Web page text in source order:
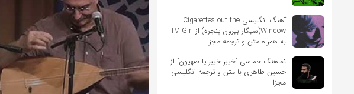
آهنگ انگلیسی Cigarettes out the
Window(سیگار بیرون پنجره) از TV Girl
به همراه متن و ترجمه مجزا
نماهنگ حماسی “خیبر خیبر یا صهیون” از
حسین طاهری با متن و ترجمه انگلیسی
مجزا